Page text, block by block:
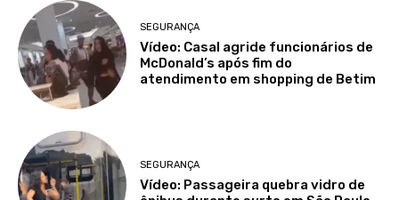
SEGURANÇA
Vídeo: Casal agride funcionários de
McDonald’s após fim do
atendimento em shopping de Betim
SEGURANÇA
Vídeo: Passageira quebra vidro de